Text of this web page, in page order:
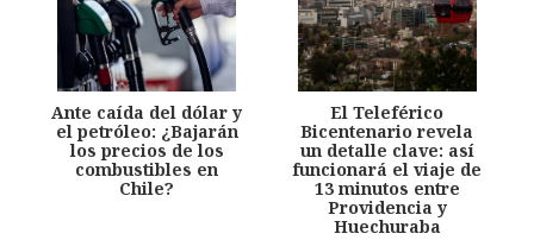
Ante caída del dólar y
el petróleo: ¿Bajarán
los precios de los
combustibles en
Chile?
El Teleférico
Bicentenario revela
un detalle clave: así
funcionará el viaje de
13 minutos entre
Providencia y
Huechuraba